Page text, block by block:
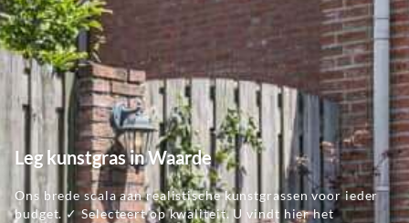
Leg kunstgras in Waarde
Ons brede scala aan realistische kunstgrassen voor ieder
budget. ✓ Selecteert op kwaliteit. U vindt hier het